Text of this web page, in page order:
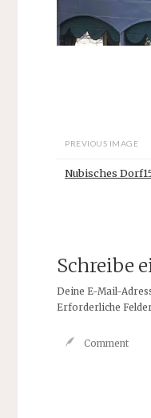
PREVIOUS IMAGE
Nubisches
Schreibe
Deine E-Mail-
Erforderliche